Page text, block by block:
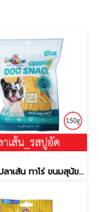
Okiko_ปลาเส้น ทาโร่ ขนมสุนัข (เนื้อปลา 100%) _รสปู150g.